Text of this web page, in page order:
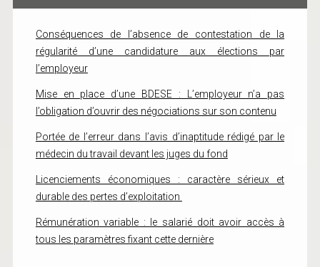
Conséquences de l’absence de contestation de la
régularité d’une candidature aux élections par
l’employeur
Mise en place d’une BDESE : L’employeur n’a pas
l’obligation d’ouvrir des négociations sur son contenu
Portée de l’erreur dans l’avis d’inaptitude rédigé par le
médecin du travail devant les juges du fond
Licenciements économiques : caractère sérieux et
durable des pertes d’exploitation
Rémunération variable : le salarié doit avoir accès à
tous les paramètres fixant cette dernière